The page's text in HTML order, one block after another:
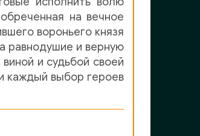
на вечное
вороньего князя
равнодушие и верную
и судьбой своей
каждый выбор героев